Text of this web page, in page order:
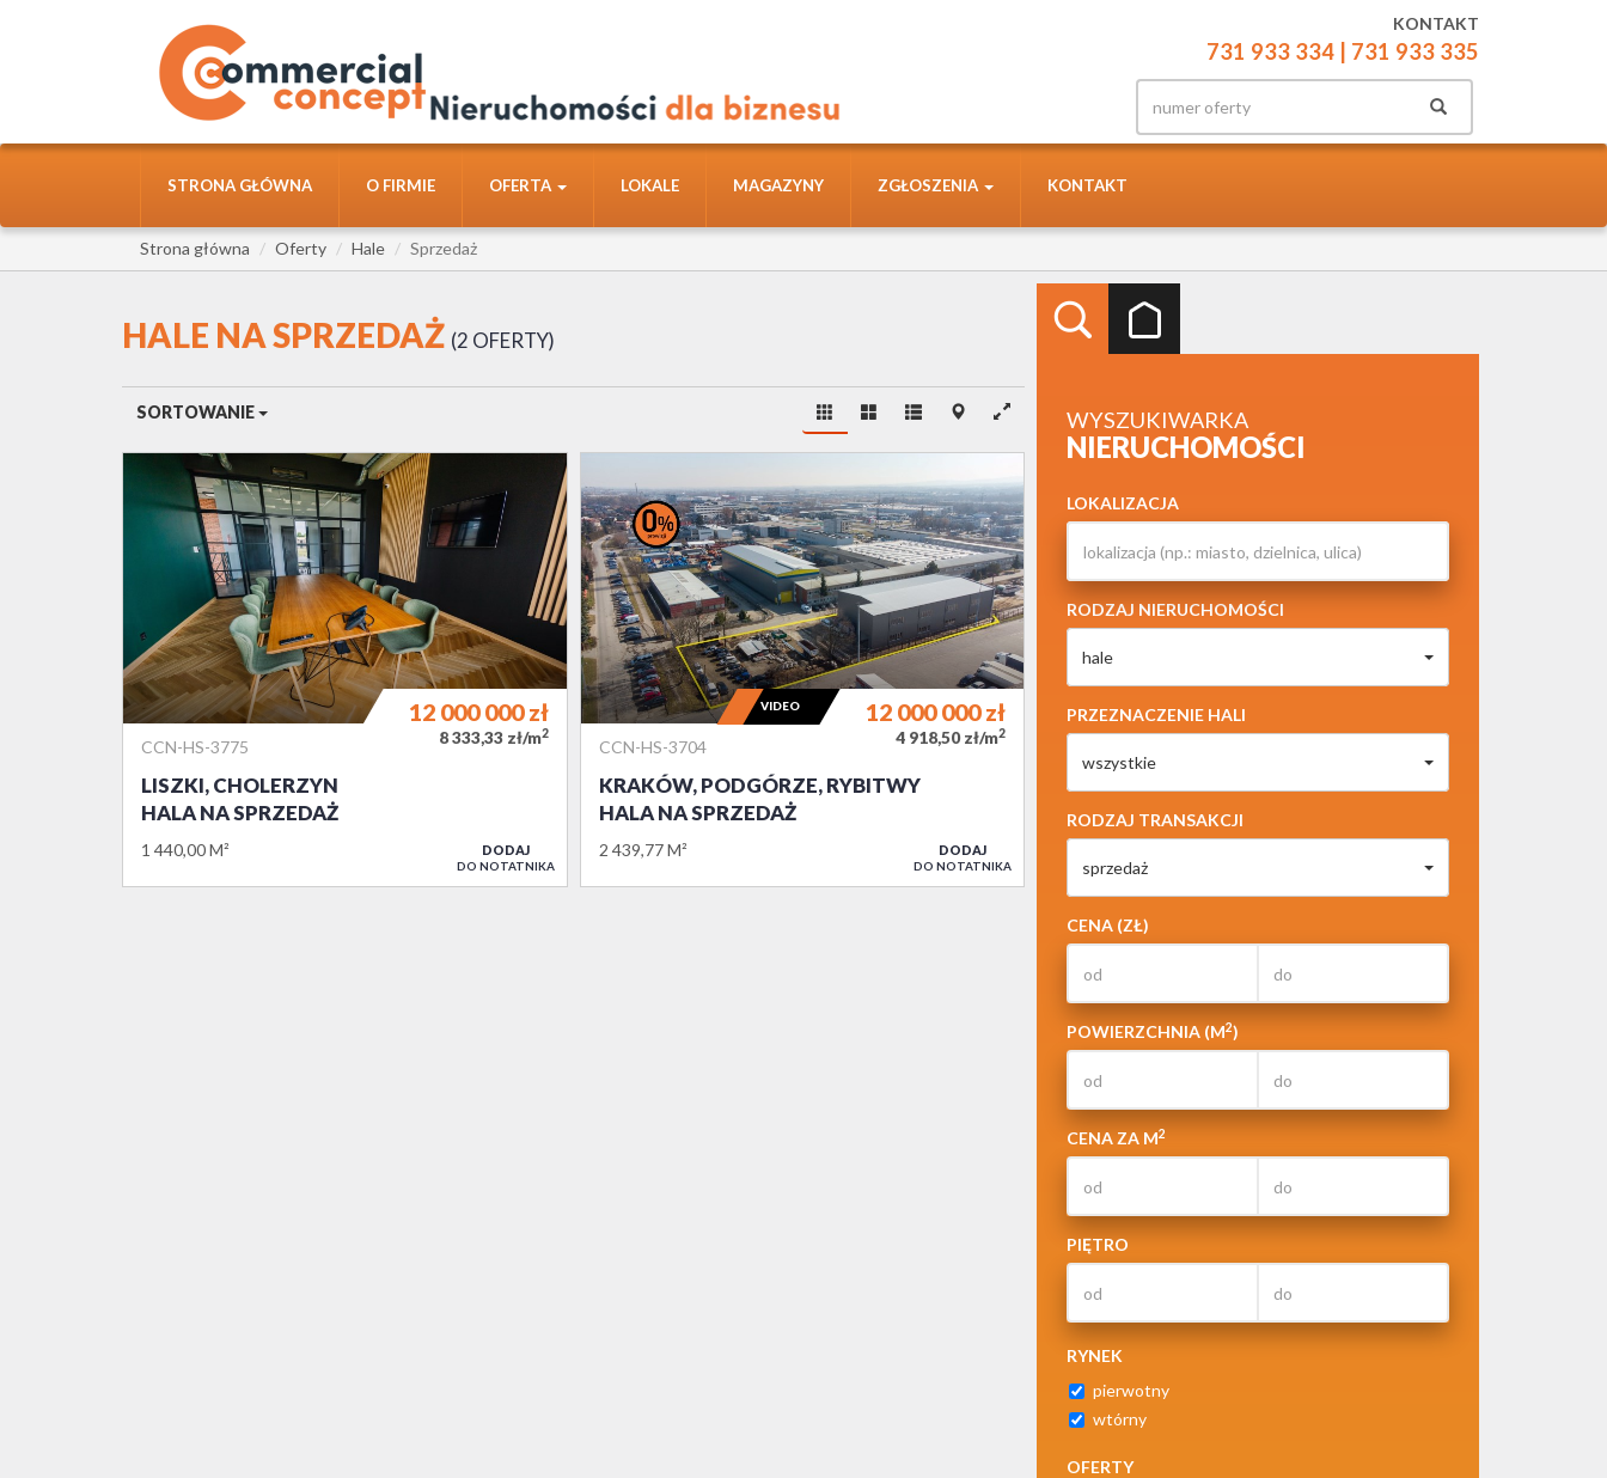
KONTAKT
731 933 334 | 731 933 335
STRONA GŁÓWNA O FIRMIE OFERTA LOKALE MAGAZYNY ZGŁOSZENIA KONTAKT
Strona główna Oferty Hale Sprzedaż
WYSZUKIWARKA
NIERUCHOMOŚCI
LOKALIZACJA
RODZAJ NIERUCHOMOŚCI
hale
PRZEZNACZENIE HALI
wszystkie
RODZAJ TRANSAKCJI
sprzedaż
CENA (ZŁ)
POWIERZCHNIA (M2)
CENA ZA M2
PIĘTRO
RYNEK
pierwotny
wtórny
OFERTY
HALE NA SPRZEDAŻ 2 OFERTY
SORTOWANIE
CCN-HS-3775
LISZKI, CHOLERZYN
HALA NA SPRZEDAŻ
1 440,00 M²
12 000 000zł
8 333,33 zł/m2
DODAJ
DO NOTATNIKA
CCN-HS-3704
KRAKÓW, PODGÓRZE, RYBITWY
HALA NA SPRZEDAŻ
2 439,77 M²
12 000 000zł
4 918,50 zł/m2
VIDEO
DODAJ
DO NOTATNIKA